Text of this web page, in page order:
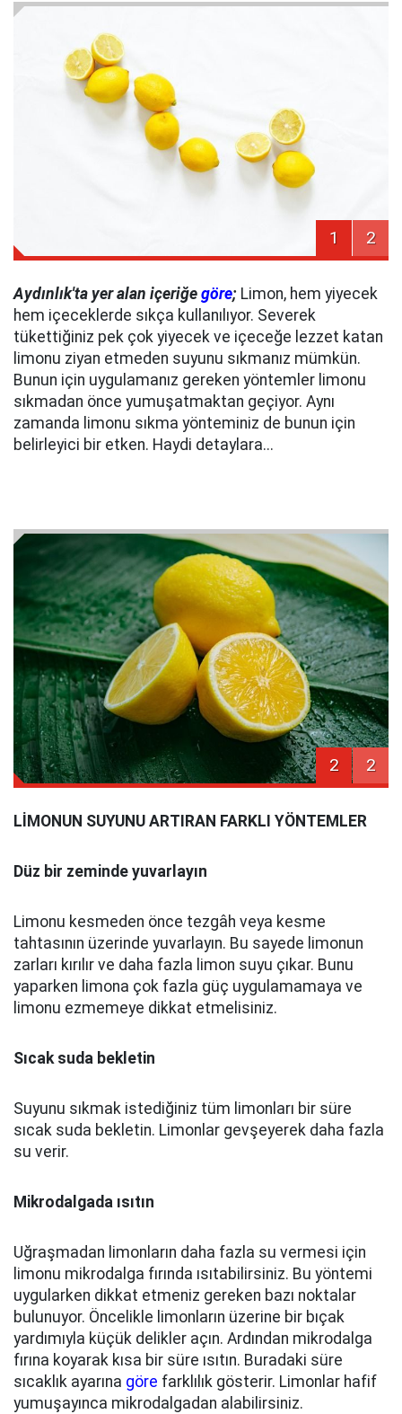
1 2
Aydınlık'ta yer alan içeriğe göre; Limon, hem yiyecek
hem içeceklerde sıkça kullanılıyor. Severek
tükettiğiniz pek çok yiyecek ve içeceğe lezzet katan
limonu ziyan etmeden suyunu sıkmanız mümkün.
Bunun için uygulamanız gereken yöntemler limonu
sıkmadan önce yumuşatmaktan geçiyor. Aynı
zamanda limonu sıkma yönteminiz de bunun için
belirleyici bir etken. Haydi detaylara...
2 2
LİMONUN SUYUNU ARTIRAN FARKLI YÖNTEMLER
Düz bir zeminde yuvarlayın
Limonu kesmeden önce tezgâh veya kesme
tahtasının üzerinde yuvarlayın. Bu sayede limonun
zarları kırılır ve daha fazla limon suyu çıkar. Bunu
yaparken limona çok fazla güç uygulamamaya ve
limonu ezmemeye dikkat etmelisiniz.
Sıcak suda bekletin
Suyunu sıkmak istediğiniz tüm limonları bir süre
sıcak suda bekletin. Limonlar gevşeyerek daha fazla
su verir.
Mikrodalgada ısıtın
Uğraşmadan limonların daha fazla su vermesi için
limonu mikrodalga fırında ısıtabilirsiniz. Bu yöntemi
uygularken dikkat etmeniz gereken bazı noktalar
bulunuyor. Öncelikle limonların üzerine bir bıçak
yardımıyla küçük delikler açın. Ardından mikrodalga
fırına koyarak kısa bir süre ısıtın. Buradaki süre
sıcaklık ayarına göre farklılık gösterir. Limonlar hafif
yumuşayınca mikrodalgadan alabilirsiniz.